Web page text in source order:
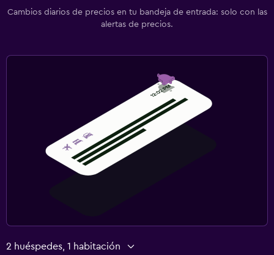
Cambios diarios de precios en tu bandeja de entrada: solo con las
alertas de precios.
2 huéspedes, 1 habitación